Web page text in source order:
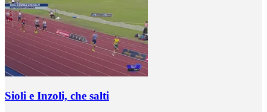
Sioli e Inzoli, che salti